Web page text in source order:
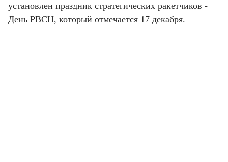
установлен праздник стратегических ракетчиков -
День РВСН, который отмечается 17 декабря.